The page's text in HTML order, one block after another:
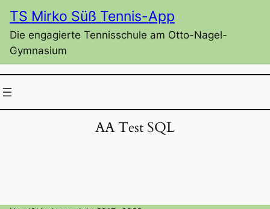
Inhalt
springen
TS Mirko Süß Tennis-App
Die engagierte Tennisschule am Otto-Nagel-
Gymnasium
AA Test SQL